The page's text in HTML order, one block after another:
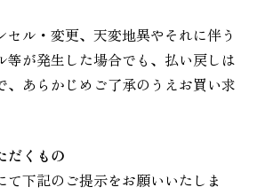
ル・変更、天変地異やそれに伴う
等が発生した場合でも、払い戻しは
、あらかじめご了承のうえお買い求
だくもの
て下記のご提示をお願いいたしま